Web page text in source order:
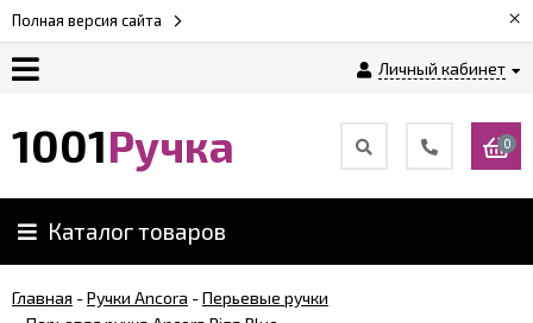
Полная версия сайта ×
Личный кабинет
1001Ручка 0
Каталог товаров
Главная -Ручки Ancora -Перьевые ручки